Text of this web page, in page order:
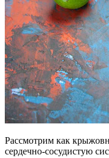
Рассмотрим как
сердечно-сосудистую